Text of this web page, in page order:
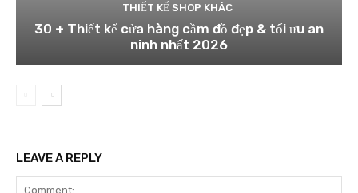
THIẾT KẾ SHOP KHÁC
30 + Thiết kế cửa hàng cầm đồ đẹp & tối ưu an
ninh nhất 2026
LEAVE A REPLY